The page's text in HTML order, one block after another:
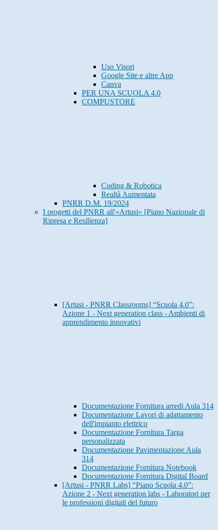
Uso Visori
Google Site e altre App
Canva
PER UNA SCUOLA 4.0
COMPUSTORE
Coding & Robotica
Realtà Aumentata
PNRR D.M. 19/2024
I progetti del PNRR all'«Artusi» [Piano Nazionale di
Ripresa e Resilienza]
[Artusi - PNRR Classrooms] “Scuola 4.0”:
Azione 1 - Next generation class - Ambienti di
apprendimento innovativi
Documentazione Fornitura arredi Aula 314
Documentazione Lavori di adattamento
dell'impianto elettrico
Documentazione Fornitura Targa
personalizzata
Documentazione Pavimentazione Aula
314
Documentazione Fornitura Notebook
Documentazione Fornitura Digital Board
[Artusi - PNRR Labs] “Piano Scuola 4.0”:
Azione 2 - Next generation labs - Laboratori per
le professioni digitali del futuro